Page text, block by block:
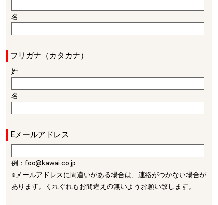
名
フリガナ（カタカナ）
姓
名
Eメールアドレス
例：foo@kawai.co.jp
※メールアドレスに間違いがある場合は、連絡がつかない場合が
あります。くれぐれもお間違えの無いようお願い致します。